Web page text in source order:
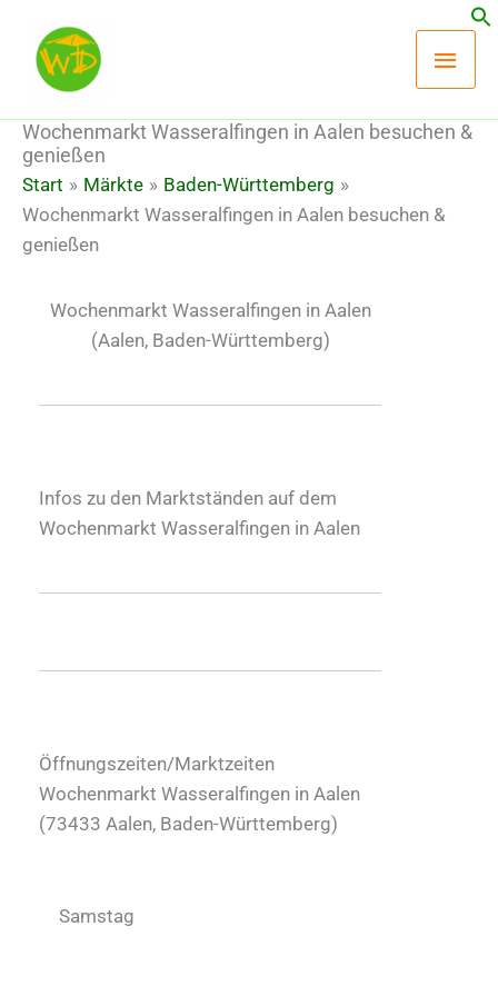
Inhalt
springen
Wochenmarkt Wasseralfingen in Aalen besuchen &
genießen
Start Märkte
Baden-Württemberg
Wochenmarkt Wasseralfingen in Aalen besuchen &
genießen
Wochenmarkt Wasseralfingen in Aalen
(Aalen, Baden-Württemberg)
Infos zu den Marktständen auf dem
Wochenmarkt Wasseralfingen in Aalen
Öffnungszeiten/Marktzeiten
Wochenmarkt Wasseralfingen in Aalen
(73433 Aalen, Baden-Württemberg)
Samstag